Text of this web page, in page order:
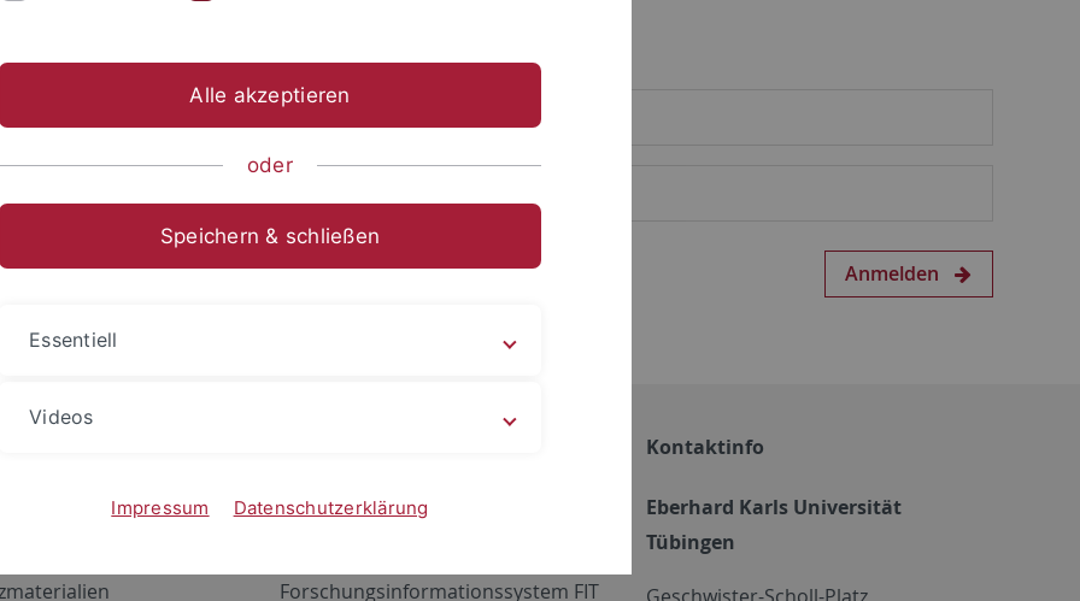
um sich anzumelden:
Anmelden
Netzwerk
ALMA
Forschungsinformationssystem FIT
Kontaktinfo
Eberhard Karls Universität
Tübingen
Alle akzeptieren
oder
Speichern & schließen
Essentiell
Videos
Impressum Datenschutzerklärung